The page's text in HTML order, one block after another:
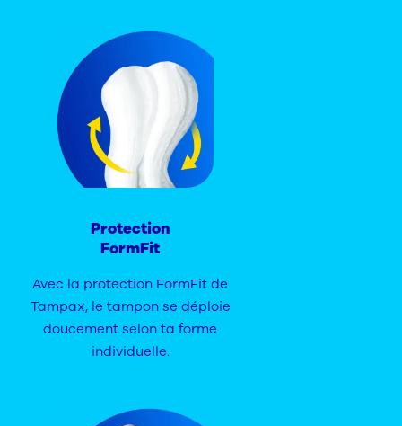
Protection
FormFit
Avec la protection FormFit de
Tampax, le tampon se déploie
doucement selon ta forme
individuelle.